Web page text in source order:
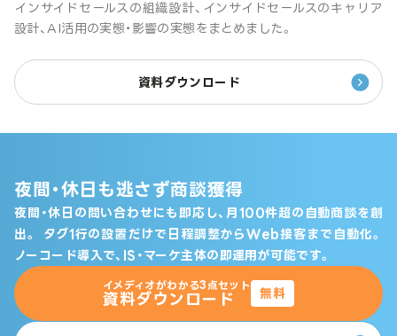
インサイドセールスの組織設計、インサイドセールスのキャリア
設計、AI活用の実態・影響の実態をまとめました。
資料ダウンロード
夜間・休日も逃さず商談獲得
夜間・休日の問い合わせにも即応し、月100件超の自動商談を創
出。
タグ1行の設置だけで日程調整からWeb接客まで自動化。
ノーコード導入で、IS・マーケ主体の即運用が可能です。
イメディオがわかる3点セット
資料ダウンロード 無料